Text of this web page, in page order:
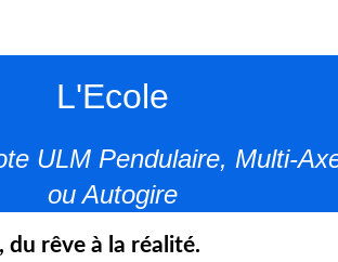
L'Ecole
ULM Pendulaire, Multi-
ou Autogire
du rêve à la réalité.